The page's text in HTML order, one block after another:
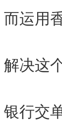
而运用
解决这
银行交